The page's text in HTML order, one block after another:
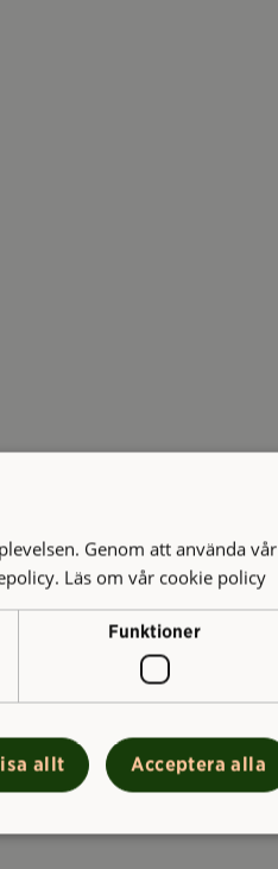
Genom att använda vår
Läs om vår cookie policy
Funktioner
Acceptera alla
allt